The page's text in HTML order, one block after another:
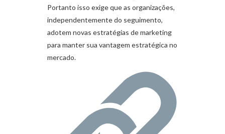
Portanto isso exige que as organizações,
independentemente do seguimento,
adotem novas estratégias de marketing
para manter sua vantagem estratégica no
mercado.